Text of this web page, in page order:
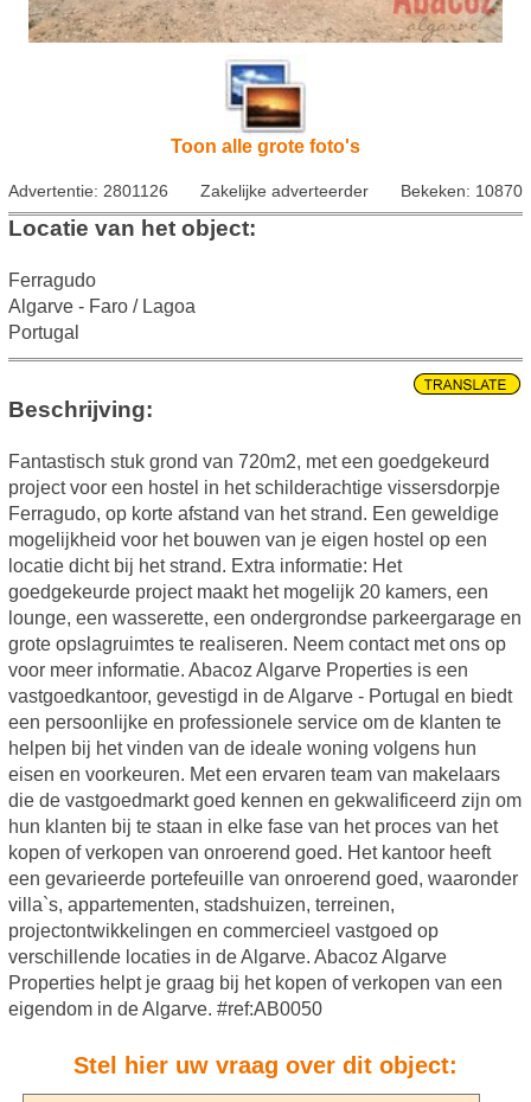
Toon alle grote foto's
Advertentie: 2801126 Zakelijke adverteerder Bekeken: 10870
Locatie van het object:
Ferragudo
Algarve - Faro / Lagoa
Portugal
Beschrijving:
Fantastisch stuk grond van 720m2, met een goedgekeurd
project voor een hostel in het schilderachtige vissersdorpje
Ferragudo, op korte afstand van het strand. Een geweldige
mogelijkheid voor het bouwen van je eigen hostel op een
locatie dicht bij het strand. Extra informatie: Het
goedgekeurde project maakt het mogelijk 20 kamers, een
lounge, een wasserette, een ondergrondse parkeergarage en
grote opslagruimtes te realiseren. Neem contact met ons op
voor meer informatie. Abacoz Algarve Properties is een
vastgoedkantoor, gevestigd in de Algarve - Portugal en biedt
een persoonlijke en professionele service om de klanten te
helpen bij het vinden van de ideale woning volgens hun
eisen en voorkeuren. Met een ervaren team van makelaars
die de vastgoedmarkt goed kennen en gekwalificeerd zijn om
hun klanten bij te staan in elke fase van het proces van het
kopen of verkopen van onroerend goed. Het kantoor heeft
een gevarieerde portefeuille van onroerend goed, waaronder
villa`s, appartementen, stadshuizen, terreinen,
projectontwikkelingen en commercieel vastgoed op
verschillende locaties in de Algarve. Abacoz Algarve
Properties helpt je graag bij het kopen of verkopen van een
eigendom in de Algarve. #ref:AB0050
Stel hier uw vraag over dit object: